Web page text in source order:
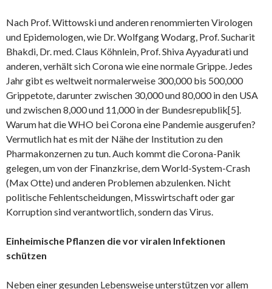
Nach Prof. Wittowski und anderen renommierten Virologen
und Epidemologen, wie Dr. Wolfgang Wodarg, Prof. Sucharit
Bhakdi, Dr. med. Claus Köhnlein, Prof. Shiva Ayyadurati und
anderen, verhält sich Corona wie eine normale Grippe. Jedes
Jahr gibt es weltweit normalerweise 300,000 bis 500,000
Grippetote, darunter zwischen 30,000 und 80,000 in den USA
und zwischen 8,000 und 11,000 in der Bundesrepublik[5].
Warum hat die WHO bei Corona eine Pandemie ausgerufen?
Vermutlich hat es mit der Nähe der Institution zu den
Pharmakonzernen zu tun. Auch kommt die Corona-Panik
gelegen, um von der Finanzkrise, dem World-System-Crash
(Max Otte) und anderen Problemen abzulenken. Nicht
politische Fehlentscheidungen, Misswirtschaft oder gar
Korruption sind verantwortlich, sondern das Virus.
Einheimische Pflanzen die vor viralen Infektionen
schützen
Neben einer gesunden Lebensweise unterstützen vor allem